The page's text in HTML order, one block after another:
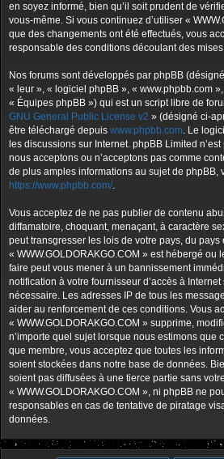
r
en soyez informé, bien qu’il soit prudent de
vous-même. Si vous continuez d’utiliser «
que des changements ont été effectués, vous
responsable des conditions découlant des
Nos forums sont développés par phpBB
« leur », « logiciel phpBB », « www.phpbb.com
« Équipes phpBB ») qui est un script libre de
GNU General Public License v2 » (désigné ci-
être téléchargé depuis www.phpbb.com. Le
les discussions sur Internet. phpBB Limited
nous acceptons ou n’acceptons pas comme
de plus amples informations au sujet de phpBB,
https://www.phpbb.com/.
Vous acceptez de ne pas publier de contenu
diffamatoire, choquant, menaçant, à caractère
peut transgresser les lois de votre pays, du pays
« WWW.GOLDORAKGO.COM » est hébergé ou
faire peut vous mener à un bannissement
notification à votre fournisseur d’accès à
nécessaire. Les adresses IP de tous les
aider au renforcement de ces conditions. Vous
« WWW.GOLDORAKGO.COM » supprime,
n’importe quel sujet lorsque nous estimons que
que membre, vous acceptez que toutes les
soient stockées dans notre base de données.
soient pas diffusées à une tierce partie sans
« WWW.GOLDORAKGO.COM », ni phpBB ne
responsables en cas de tentative de piratage
données.